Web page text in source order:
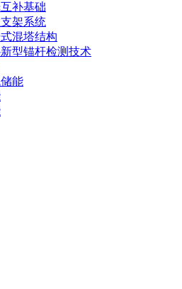
补基础
架系统
混塔结构
型锚杆检测技术
能